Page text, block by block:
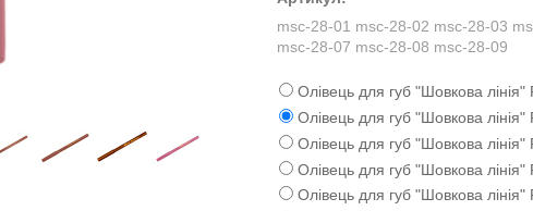
msc-28-01 msc-28-02 msc-28-03
msc-28-07 msc-28-08 msc-28-09
Олівець для губ "Шовкова лінія"
Олівець для губ "Шовкова лінія"
Олівець для губ "Шовкова лінія"
Олівець для губ "Шовкова лінія"
Олівець для губ "Шовкова лінія"